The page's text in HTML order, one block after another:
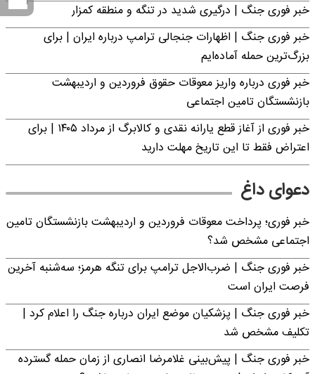
خبر فوری جنگ | درگیری شدید در تنگه و منطقه کمزار
خبر فوری جنگ | اظهارات جنجالی ترامپ درباره ایران | برای
بزرگ‌ترین حمله آماده‌ایم
خبر فوری درباره واریز معوقات حقوق فروردین و اردیبهشت
بازنشستگان تامین اجتماعی
خبر فوری از آغاز قطع یارانه نقدی و کالابرگ از مرداد ۱۴۰۵ | برای
اعتراض فقط تا این تاریخ مهلت دارید
دعوای داغ
خبر فوری؛ پرداخت معوقات فروردین و اردیبهشت بازنشستگان تامین
اجتماعی مشخص شد؟
خبر فوری جنگ | ضرب‌الاجل ترامپ برای تنگه هرمز؛ سه‌شنبه آخرین
فرصت ایران است
خبر فوری جنگ | پزشکیان موضع ایران درباره جنگ را اعلام کرد |
تکلیف مشخص شد
خبر فوری جنگ | پیش‌بینی غلامرضا انصاری از زمان حمله گسترده